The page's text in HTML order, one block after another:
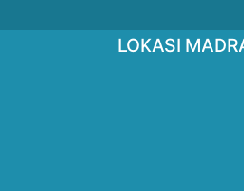
LOKASI